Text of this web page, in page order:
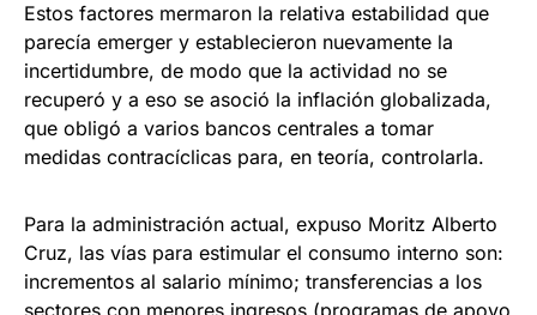
Estos factores mermaron la relativa estabilidad que
parecía emerger y establecieron nuevamente la
incertidumbre, de modo que la actividad no se
recuperó y a eso se asoció la inflación globalizada,
que obligó a varios bancos centrales a tomar
medidas contracíclicas para, en teoría, controlarla.
Para la administración actual, expuso Moritz Alberto
Cruz, las vías para estimular el consumo interno son:
incrementos al salario mínimo; transferencias a los